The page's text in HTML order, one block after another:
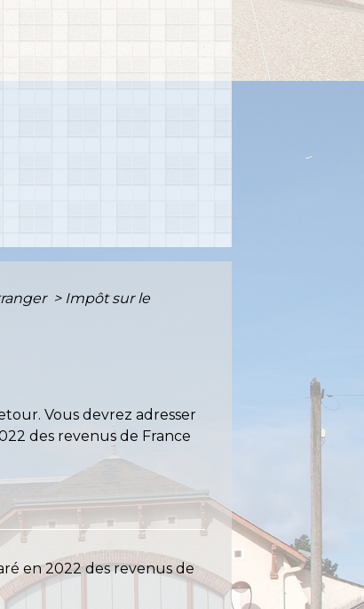
> Impôt sur le
Vous devrez adresser
des revenus de France
en 2022 des revenus de